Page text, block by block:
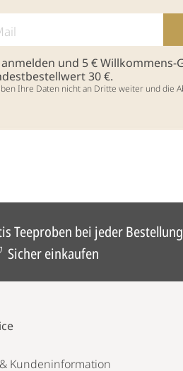
anmelden und 5 € Willkommens-
30 €.
Ihre Daten nicht an Dritte weiter und die
Teeproben bei jeder Bestellung
Sicher einkaufen
Kundeninformation